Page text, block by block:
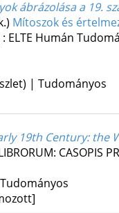
ábrázolása a 19.
Mítoszok és
ELTE Humán
| Tudományos
19th Century: the
CASOPIS